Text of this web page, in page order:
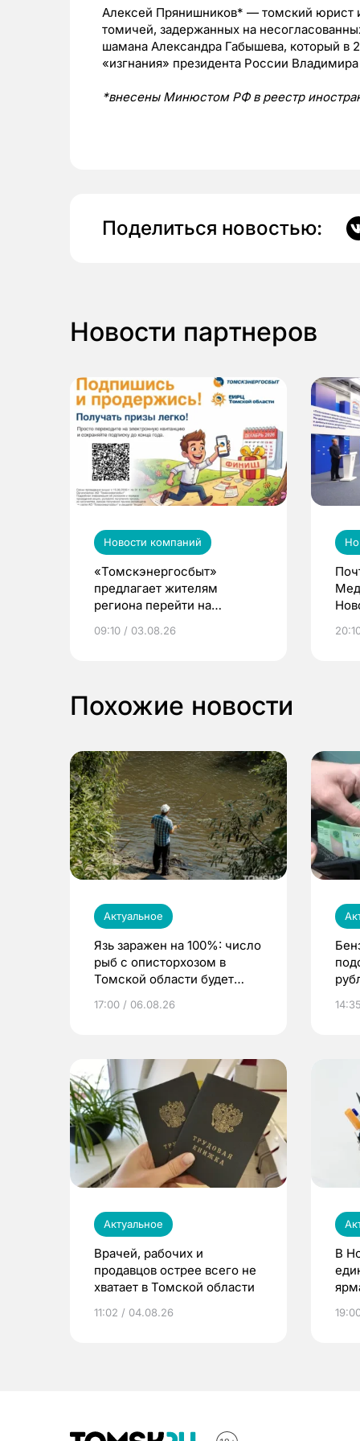
Алексей Прянишников* — томский юрист
томичей, задержанных на
шамана Александра Габышева, который в
«изгнания» президента России
*внесены Минюстом РФ в реестр
Поделиться новостью:
Новости партнеров
Новости компаний
«Томскэнергосбыт»
предлагает жителям
региона перейти на
выиграть призы
09:10 / 03.08.26
Похожие новости
Актуальное
Язь заражен на 100%: число
рыб с описторхозом в
Томской области будет
17:00 / 06.08.26
Актуальное
Врачей, рабочих и
продавцов острее всего не
хватает в Томской области
11:02 / 04.08.26
В